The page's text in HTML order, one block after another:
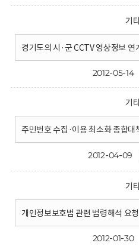
기
경기도의 시·군 CCTV 영상정보 연
2012-05-14
기
주민번호 수집·이용 최소화 종합대
2012-04-09
기
개인정보보호법 관련 법령해석 요
2012-01-30